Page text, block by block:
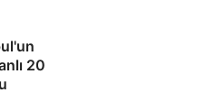
20